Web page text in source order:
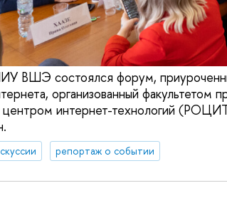
ВШЭ состоялся форум,
организованный факультетом
интернет-технологий
репортаж о событии